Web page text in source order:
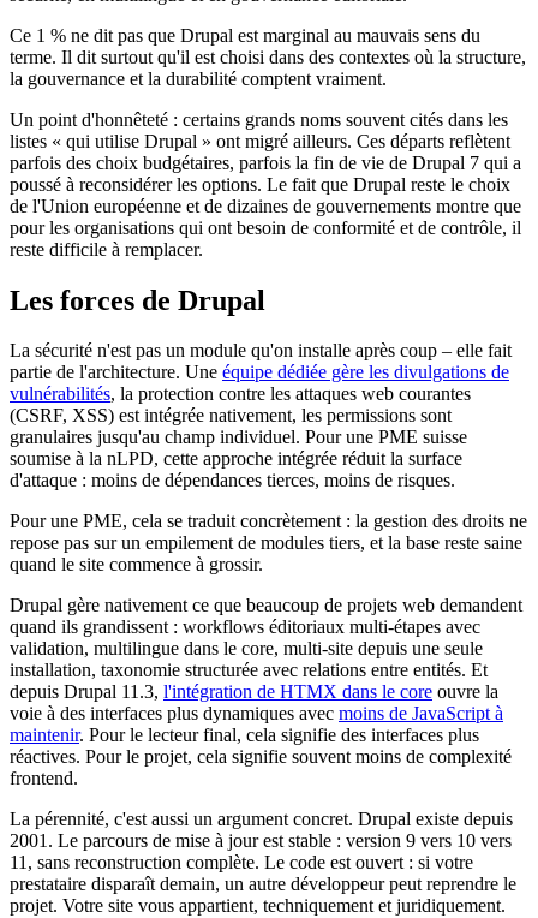
Ce 1 % ne dit pas que Drupal est marginal au mauvais sens du
terme. Il dit surtout qu'il est choisi dans des contextes où la structure,
la gouvernance et la durabilité comptent vraiment.
Un point d'honnêteté : certains grands noms souvent cités dans les
listes « qui utilise Drupal » ont migré ailleurs. Ces départs reflètent
parfois des choix budgétaires, parfois la fin de vie de Drupal 7 qui a
poussé à reconsidérer les options. Le fait que Drupal reste le choix
de l'Union européenne et de dizaines de gouvernements montre que
pour les organisations qui ont besoin de conformité et de contrôle, il
reste difficile à remplacer.
Les forces de Drupal
La sécurité n'est pas un module qu'on installe après coup – elle fait
partie de l'architecture. Une équipe dédiée gère les divulgations de
vulnérabilités, la protection contre les attaques web courantes
(CSRF, XSS) est intégrée nativement, les permissions sont
granulaires jusqu'au champ individuel. Pour une PME suisse
soumise à la nLPD, cette approche intégrée réduit la surface
d'attaque : moins de dépendances tierces, moins de risques.
Pour une PME, cela se traduit concrètement : la gestion des droits ne
repose pas sur un empilement de modules tiers, et la base reste saine
quand le site commence à grossir.
Drupal gère nativement ce que beaucoup de projets web demandent
quand ils grandissent : workflows éditoriaux multi-étapes avec
validation, multilingue dans le core, multi-site depuis une seule
installation, taxonomie structurée avec relations entre entités. Et
depuis Drupal 11.3, l'intégration de HTMX dans le core ouvre la
voie à des interfaces plus dynamiques avec moins de JavaScript à
maintenir. Pour le lecteur final, cela signifie des interfaces plus
réactives. Pour le projet, cela signifie souvent moins de complexité
frontend.
La pérennité, c'est aussi un argument concret. Drupal existe depuis
2001. Le parcours de mise à jour est stable : version 9 vers 10 vers
11, sans reconstruction complète. Le code est ouvert : si votre
prestataire disparaît demain, un autre développeur peut reprendre le
projet. Votre site vous appartient, techniquement et juridiquement.